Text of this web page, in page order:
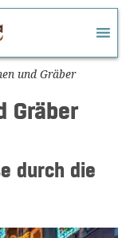
und Gräber
Gräber
durch die